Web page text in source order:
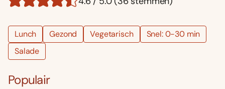
Lunch Gezond Vegetarisch
Snel: 0-30 min
Salade
Populair